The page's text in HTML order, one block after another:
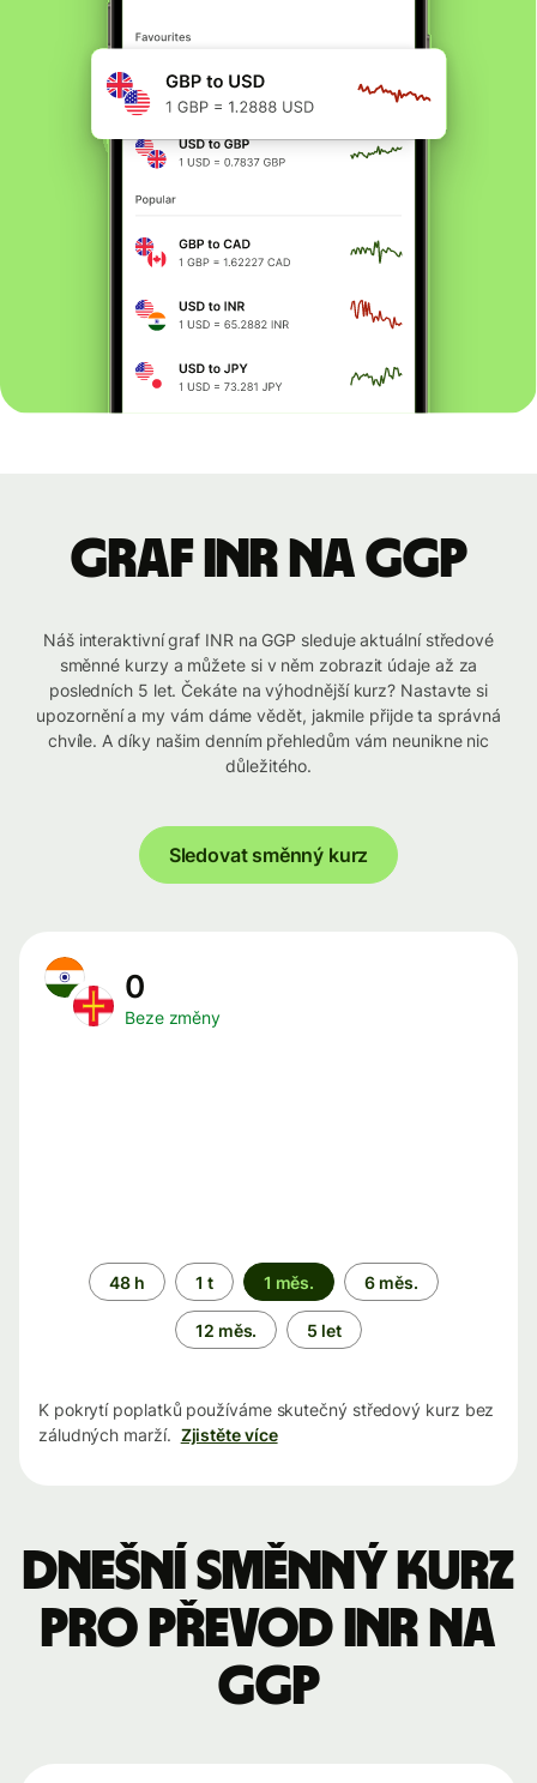
graf INR na GGP
Náš interaktivní graf INR na GGP sleduje aktuální středové
směnné kurzy a můžete si v něm zobrazit údaje až za
posledních 5 let. Čekáte na výhodnější kurz? Nastavte si
upozornění a my vám dáme vědět, jakmile přijde ta správná
chvíle. A díky našim denním přehledům vám neunikne nic
důležitého.
Sledovat směnný kurz
0
Beze změny
Časové
období
48 h 1 t 1 měs. 6 měs.
12 měs. 5 let
K pokrytí poplatků používáme skutečný středový kurz bez
záludných marží. Zjistěte více
Dnešní směnný kurz
pro převod INR na
GGP